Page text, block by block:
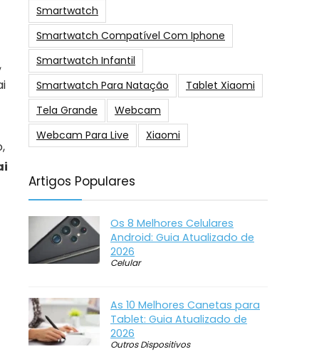
,
Smartwatch
Smartwatch Compatível Com Iphone
Smartwatch Infantil
Smartwatch Para Natação
Tablet Xiaomi
Tela Grande
Webcam
Webcam Para Live
Xiaomi
Artigos Populares
Os 8 Melhores Celulares
Android: Guia Atualizado de
2026
Celular
As 10 Melhores Canetas para
Tablet: Guia Atualizado de
2026
Outros Dispositivos